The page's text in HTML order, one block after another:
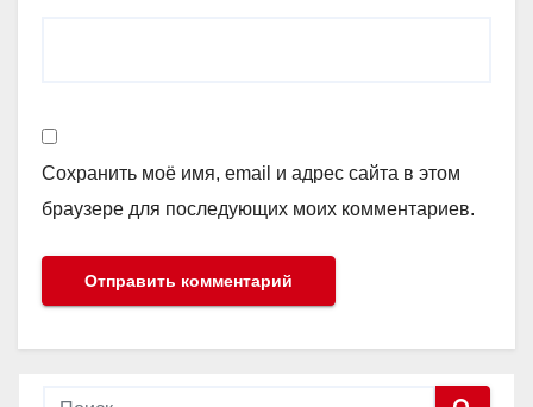
Сохранить моё имя, email и адрес сайта в этом
браузере для последующих моих комментариев.